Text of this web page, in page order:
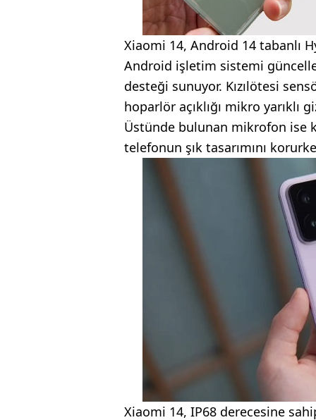
Xiaomi 14, Android 14 tabanlı
Android işletim sistemi
desteği sunuyor. Kızılötesi
hoparlör açıklığı mikro
Üstünde bulunan mikrofon ise
telefonun şık tasarımını
Xiaomi 14, IP68 derecesine